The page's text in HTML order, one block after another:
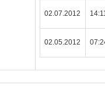
02.07.2012 14:11
02.05.2012